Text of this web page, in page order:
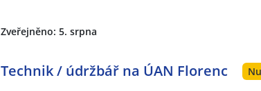
Zveřejněno: 5. srpna
Technik / údržbář na ÚAN Florenc